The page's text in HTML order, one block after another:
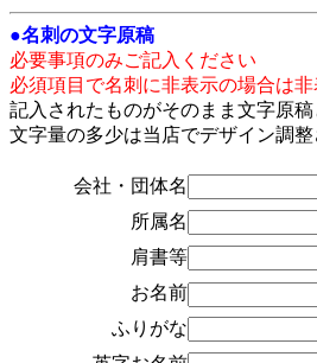
●名刺の文字原稿
必要事項のみご記入ください
必須項目で名刺に非表示の場合は
記入されたものがそのまま文字原
文字量の多少は当店でデザイン調
会社・団体名
所属名
肩書等
お名前
ふりがな